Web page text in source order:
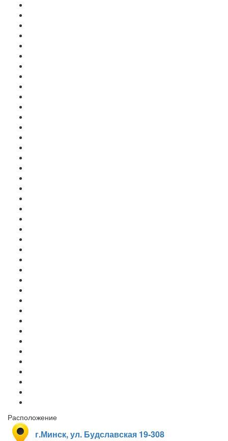
Расположение
г.Минск, ул. Будславская 19-308